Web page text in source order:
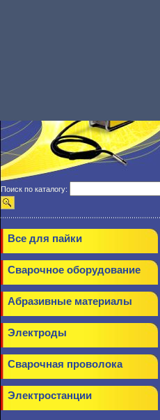
Поиск по каталогу:
Все для пайки
Сварочное оборудование
Абразивные материалы
Электроды
Сварочная проволока
Электростанции